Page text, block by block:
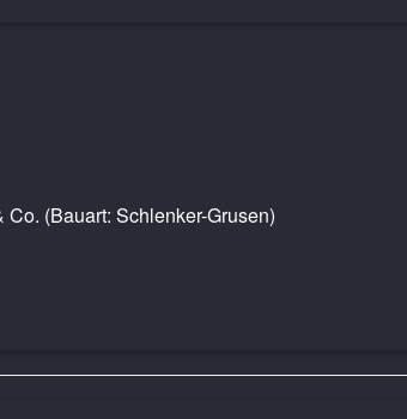
(Bauart: Schlenker-Grusen)